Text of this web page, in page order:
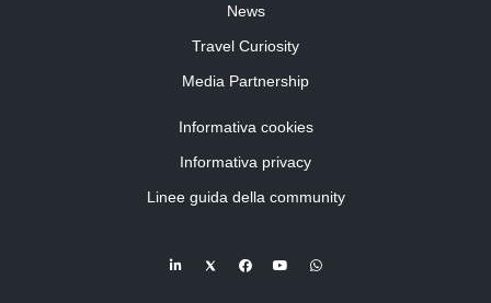
News
Travel Curiosity
Media Partnership
Informativa cookies
Informativa privacy
Linee guida della community